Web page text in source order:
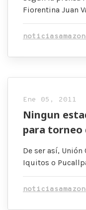
Fiorentina Juan
Ene 05, 2011
Ningun
para torneo
De ser así,
Iquitos o